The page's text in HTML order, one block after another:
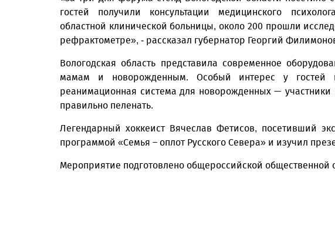
гостей получили консультации медицинского
областной клинической больницы, около 200 прошли
рефрактометре», - рассказал губернатор Георгий
Вологодская область представила современное
мамам и новорожденным. Особый интерес у гостей
реанимационная система для новорожденных —
правильно пеленать.
Легендарный хоккеист Вячеслав Фетисов, посетивший
программой «Семья – оплот Русского Севера» и изучил
Мероприятие подготовлено общероссийской общественной